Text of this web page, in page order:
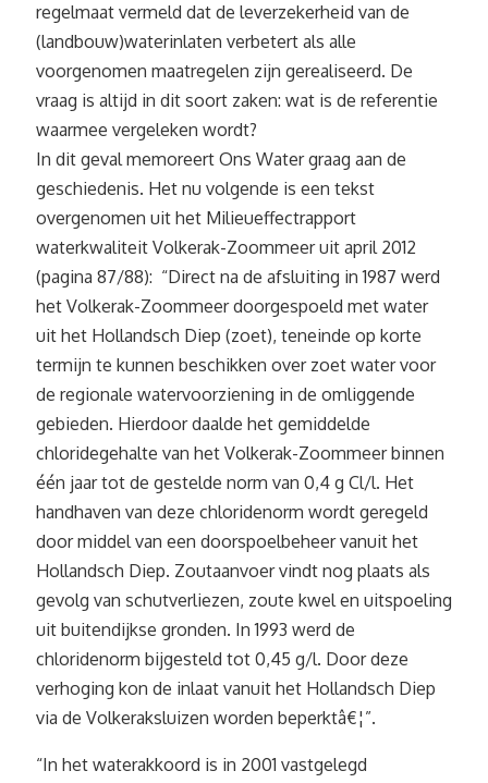
regelmaat vermeld dat de leverzekerheid van de
(landbouw)waterinlaten verbetert als alle
voorgenomen maatregelen zijn gerealiseerd. De
vraag is altijd in dit soort zaken: wat is de referentie
waarmee vergeleken wordt?
In dit geval memoreert Ons Water graag aan de
geschiedenis. Het nu volgende is een tekst
overgenomen uit het Milieueffectrapport
waterkwaliteit Volkerak-Zoommeer uit april 2012
(pagina 87/88): “Direct na de afsluiting in 1987 werd
het Volkerak-Zoommeer doorgespoeld met water
uit het Hollandsch Diep (zoet), teneinde op korte
termijn te kunnen beschikken over zoet water voor
de regionale watervoorziening in de omliggende
gebieden. Hierdoor daalde het gemiddelde
chloridegehalte van het Volkerak-Zoommeer binnen
één jaar tot de gestelde norm van 0,4 g Cl/l. Het
handhaven van deze chloridenorm wordt geregeld
door middel van een doorspoelbeheer vanuit het
Hollandsch Diep. Zoutaanvoer vindt nog plaats als
gevolg van schutverliezen, zoute kwel en uitspoeling
uit buitendijkse gronden. In 1993 werd de
chloridenorm bijgesteld tot 0,45 g/l. Door deze
verhoging kon de inlaat vanuit het Hollandsch Diep
via de Volkeraksluizen worden beperktâ€¦”.
“In het waterakkoord is in 2001 vastgelegd